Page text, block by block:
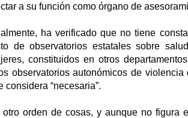
a su función como órgano de
ha verificado que no tiene
de observatorios estatales sobre
constituidos en otros
observatorios autonómicos de
considera “necesaria”.
otro orden de cosas, y aunque no figura